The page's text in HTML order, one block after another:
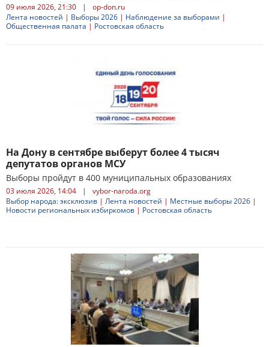
09 июля 2026, 21:30 |
op-don.ru
Лента новостей | Выборы 2026 | Наблюдение за выборами |
Общественная палата | Ростовская область
На Дону в сентябре выберут более 4 тысяч
депутатов органов МСУ
Выборы пройдут в 400 муниципальных образованиях
03 июля 2026, 14:04 |
vybor-naroda.org
Выбор народа: эксклюзив | Лента новостей | Местные выборы 2026 |
Новости региональных избиркомов | Ростовская область